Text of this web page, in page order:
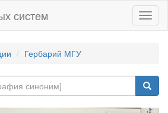
систем
Гербарий МГУ